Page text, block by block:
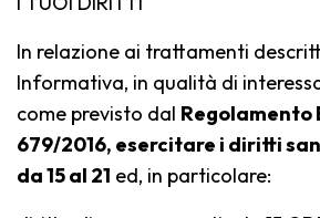
In relazione ai trattamenti
Informativa, in qualità di
come previsto dal Regolamento
679/2016, esercitare i diritti
da 15 al 21 ed, in particolare: